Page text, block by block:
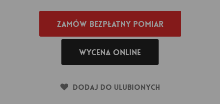
Zamów bezpłatny pomiar
Wycena online
Dodaj do ulubionych